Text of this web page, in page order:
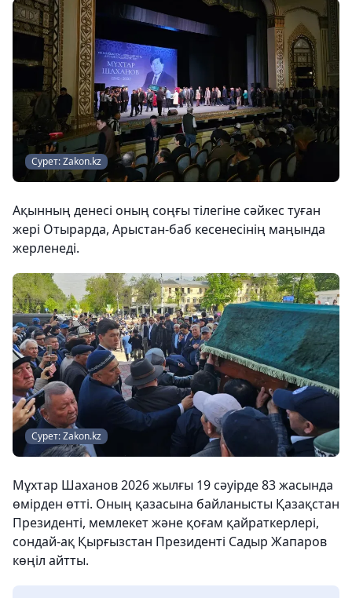
Сурет: Zakon.kz
Ақынның денесі оның соңғы тілегіне сәйкес туған
жері Отырарда, Арыстан-баб кесенесінің маңында
жерленеді.
Сурет: Zakon.kz
Мұхтар Шаханов 2026 жылғы 19 сәуірде 83 жасында
өмірден өтті. Оның қазасына байланысты Қазақстан
Президенті, мемлекет және қоғам қайраткерлері,
сондай-ақ Қырғызстан Президенті Садыр Жапаров
көңіл айтты.